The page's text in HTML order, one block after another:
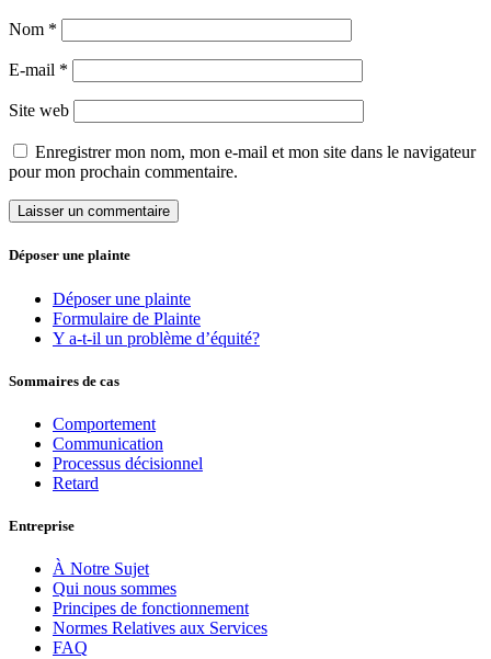
Nom *
E-mail *
Site web
Enregistrer mon nom, mon e-mail et mon site dans le navigateur
pour mon prochain commentaire.
Déposer une plainte
Déposer une plainte
Formulaire de Plainte
Y a-t-il un problème d’équité?
Sommaires de cas
Comportement
Communication
Processus décisionnel
Retard
Entreprise
À Notre Sujet
Qui nous sommes
Principes de fonctionnement
Normes Relatives aux Services
FAQ